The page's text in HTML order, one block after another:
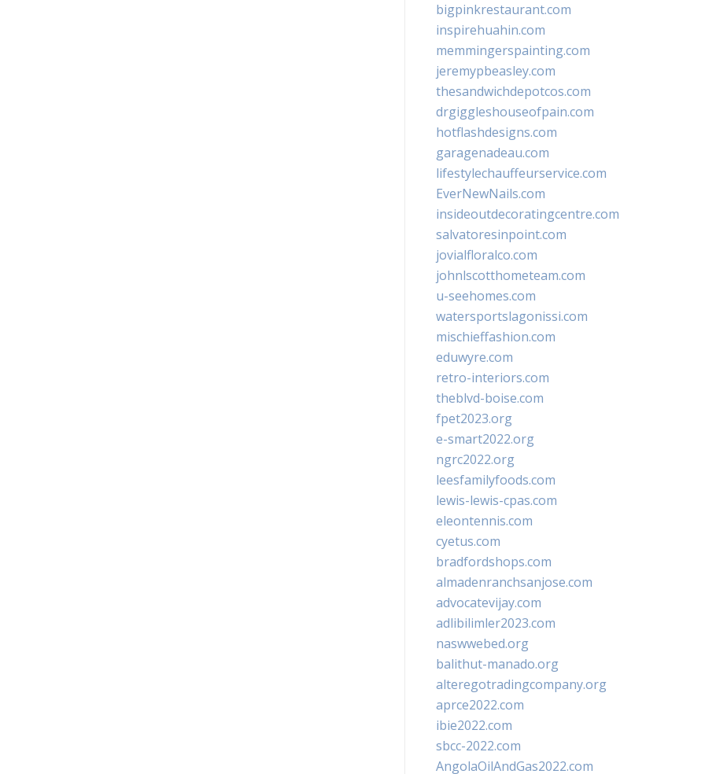
bigpinkrestaurant.com
inspirehuahin.com
memmingerspainting.com
jeremypbeasley.com
thesandwichdepotcos.com
drgiggleshouseofpain.com
hotflashdesigns.com
garagenadeau.com
lifestylechauffeurservice.com
EverNewNails.com
insideoutdecoratingcentre.com
salvatoresinpoint.com
jovialfloralco.com
johnlscotthometeam.com
u-seehomes.com
watersportslagonissi.com
mischieffashion.com
eduwyre.com
retro-interiors.com
theblvd-boise.com
fpet2023.org
e-smart2022.org
ngrc2022.org
leesfamilyfoods.com
lewis-lewis-cpas.com
eleontennis.com
cyetus.com
bradfordshops.com
almadenranchsanjose.com
advocatevijay.com
adlibilimler2023.com
naswwebed.org
balithut-manado.org
alteregotradingcompany.org
aprce2022.com
ibie2022.com
sbcc-2022.com
AngolaOilAndGas2022.com